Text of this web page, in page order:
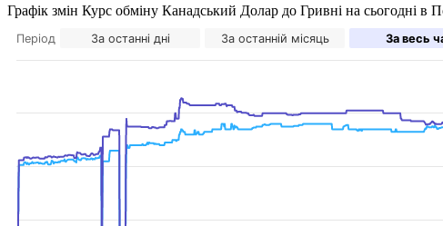
Графік змін Курс обміну Канадський Долар до Гривні на сьогодні в
Період За останні дні За останній місяць За весь